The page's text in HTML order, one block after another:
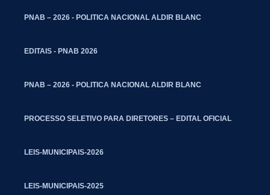
PNAB – 2026 - POLITICA NACIONAL ALDIR BLANC
EDITAIS - PNAB 2026
PNAB – 2026 - POLITICA NACIONAL ALDIR BLANC
PROCESSO SELETIVO PARA DIRETORES – EDITAL OFICIAL
LEIS-MUNICIPAIS-2026
LEIS-MUNICIPAIS-2025